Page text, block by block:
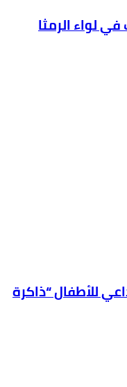
لواء الرمثا
للأطفال “ذاكرة